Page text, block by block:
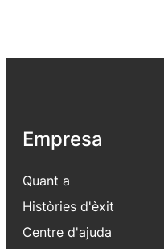
Empresa
Quant a
Històries d'èxit
Centre d'ajuda